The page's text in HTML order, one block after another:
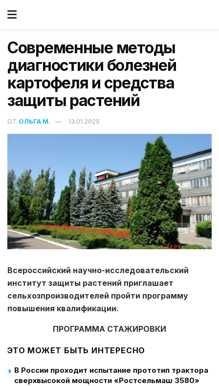
Современные методы
диагностики болезней
картофеля и средства
защиты растений
ОТ ОЛЬГА М. 13.01.2025
Всероссийский научно-исследовательский
институт защиты растений приглашает
сельхозпроизводителей пройти программу
повышения квалификации.
ПРОГРАММА СТАЖИРОВКИ
ЭТО МОЖЕТ БЫТЬ ИНТЕРЕСНО
В России проходит испытание прототип трактора
сверхвысокой мощности «Ростсельмаш 3580»